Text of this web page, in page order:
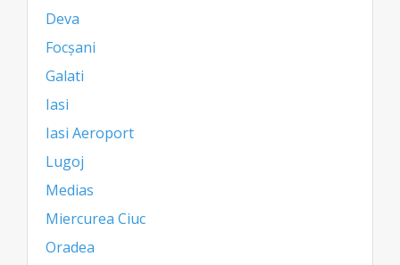
Deva
Focșani
Galati
Iasi
Iasi Aeroport
Lugoj
Medias
Miercurea Ciuc
Oradea